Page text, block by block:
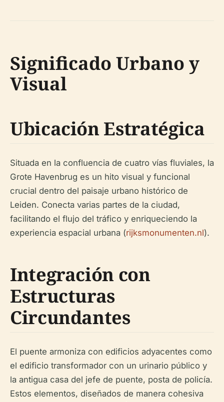
Significado Urbano y
Visual
Ubicación Estratégica
Situada en la confluencia de cuatro vías fluviales, la
Grote Havenbrug es un hito visual y funcional
crucial dentro del paisaje urbano histórico de
Leiden. Conecta varias partes de la ciudad,
facilitando el flujo del tráfico y enriqueciendo la
experiencia espacial urbana (rijksmonumenten.nl).
Integración con
Estructuras
Circundantes
El puente armoniza con edificios adyacentes como
el edificio transformador con un urinario público y
la antigua casa del jefe de puente, posta de policía.
Estos elementos, diseñados de manera cohesiva